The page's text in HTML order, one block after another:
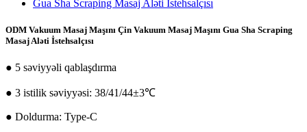
ODM Vakuum Masaj Maşını Çin Vakuum Masaj Maşını Gua Sha Scraping
Masaj Aləti İstehsalçısı
● 5 səviyyəli qablaşdırma
● 3 istilik səviyyəsi: 38/41/44±3℃
● Doldurma: Type-C